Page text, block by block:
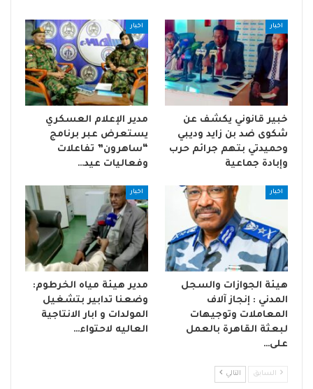
اخبار
خبير قانوني يكشف عن
شكوى ضد بن زايد وديبي
وحميدتي بتهم جرائم حرب
وإبادة جماعية
اخبار
مدير الإعلام العسكري
يستعرض عبر برنامج
“ساهرون” تفاعلات
وفعاليات عيد…
اخبار
هيئة الجوازات والسجل
المدني : إنجاز آلاف
المعاملات وتوجيهات
لبعثة القاهرة بالعمل
على…
اخبار
مدير هيئة مياه الخرطوم:
وضعنا تدابير بتشغيل
المولدات و ابار الانتاجية
العاليه لاحتواء…
السابق التالي